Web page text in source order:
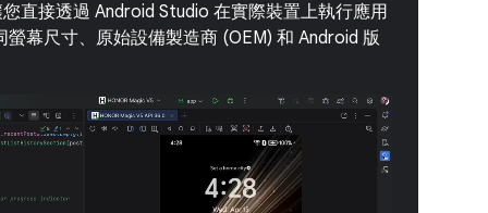
直接透過 Android Studio 在實際裝置上執行應用
幕尺寸、原始設備製造商 (OEM) 和 Android 版